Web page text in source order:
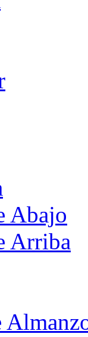
Abajo
Arriba